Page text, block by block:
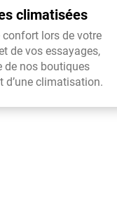
climatisées
confort lors de votre
de vos essayages,
de nos boutiques
d’une climatisation.